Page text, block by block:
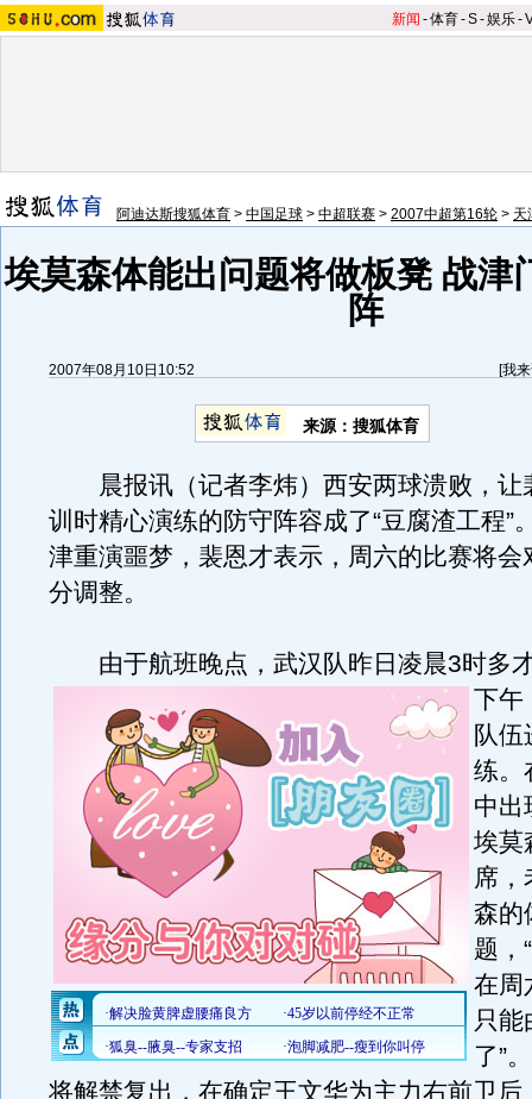
新闻 -体育-S-娱乐-
阿迪达斯搜狐体育 > 中国足球 > 中超联赛 > 2007中超第16轮 > 天
埃莫森体能出问题将做板凳 战津
阵
2007年08月10日10:52 [我
来源：搜狐体育
晨报讯（记者李炜）西安两球溃败，让
训时精心演练的防守阵容成了“豆腐渣工程”
津重演噩梦，裴恩才表示，周六的比赛将会
分调整。
由于航班晚点，武汉队昨日凌晨3时多
下午
队
练。
中出
埃莫
席，
森的
题，
在周
只能
了”
将解禁复出，在确定王文华为主力右前卫后